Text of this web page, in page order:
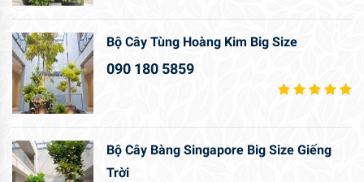
Bộ Cây Tùng Hoàng Kim Big Size
090 180 5859
Bộ Cây Bàng Singapore Big Size Giếng
Trời